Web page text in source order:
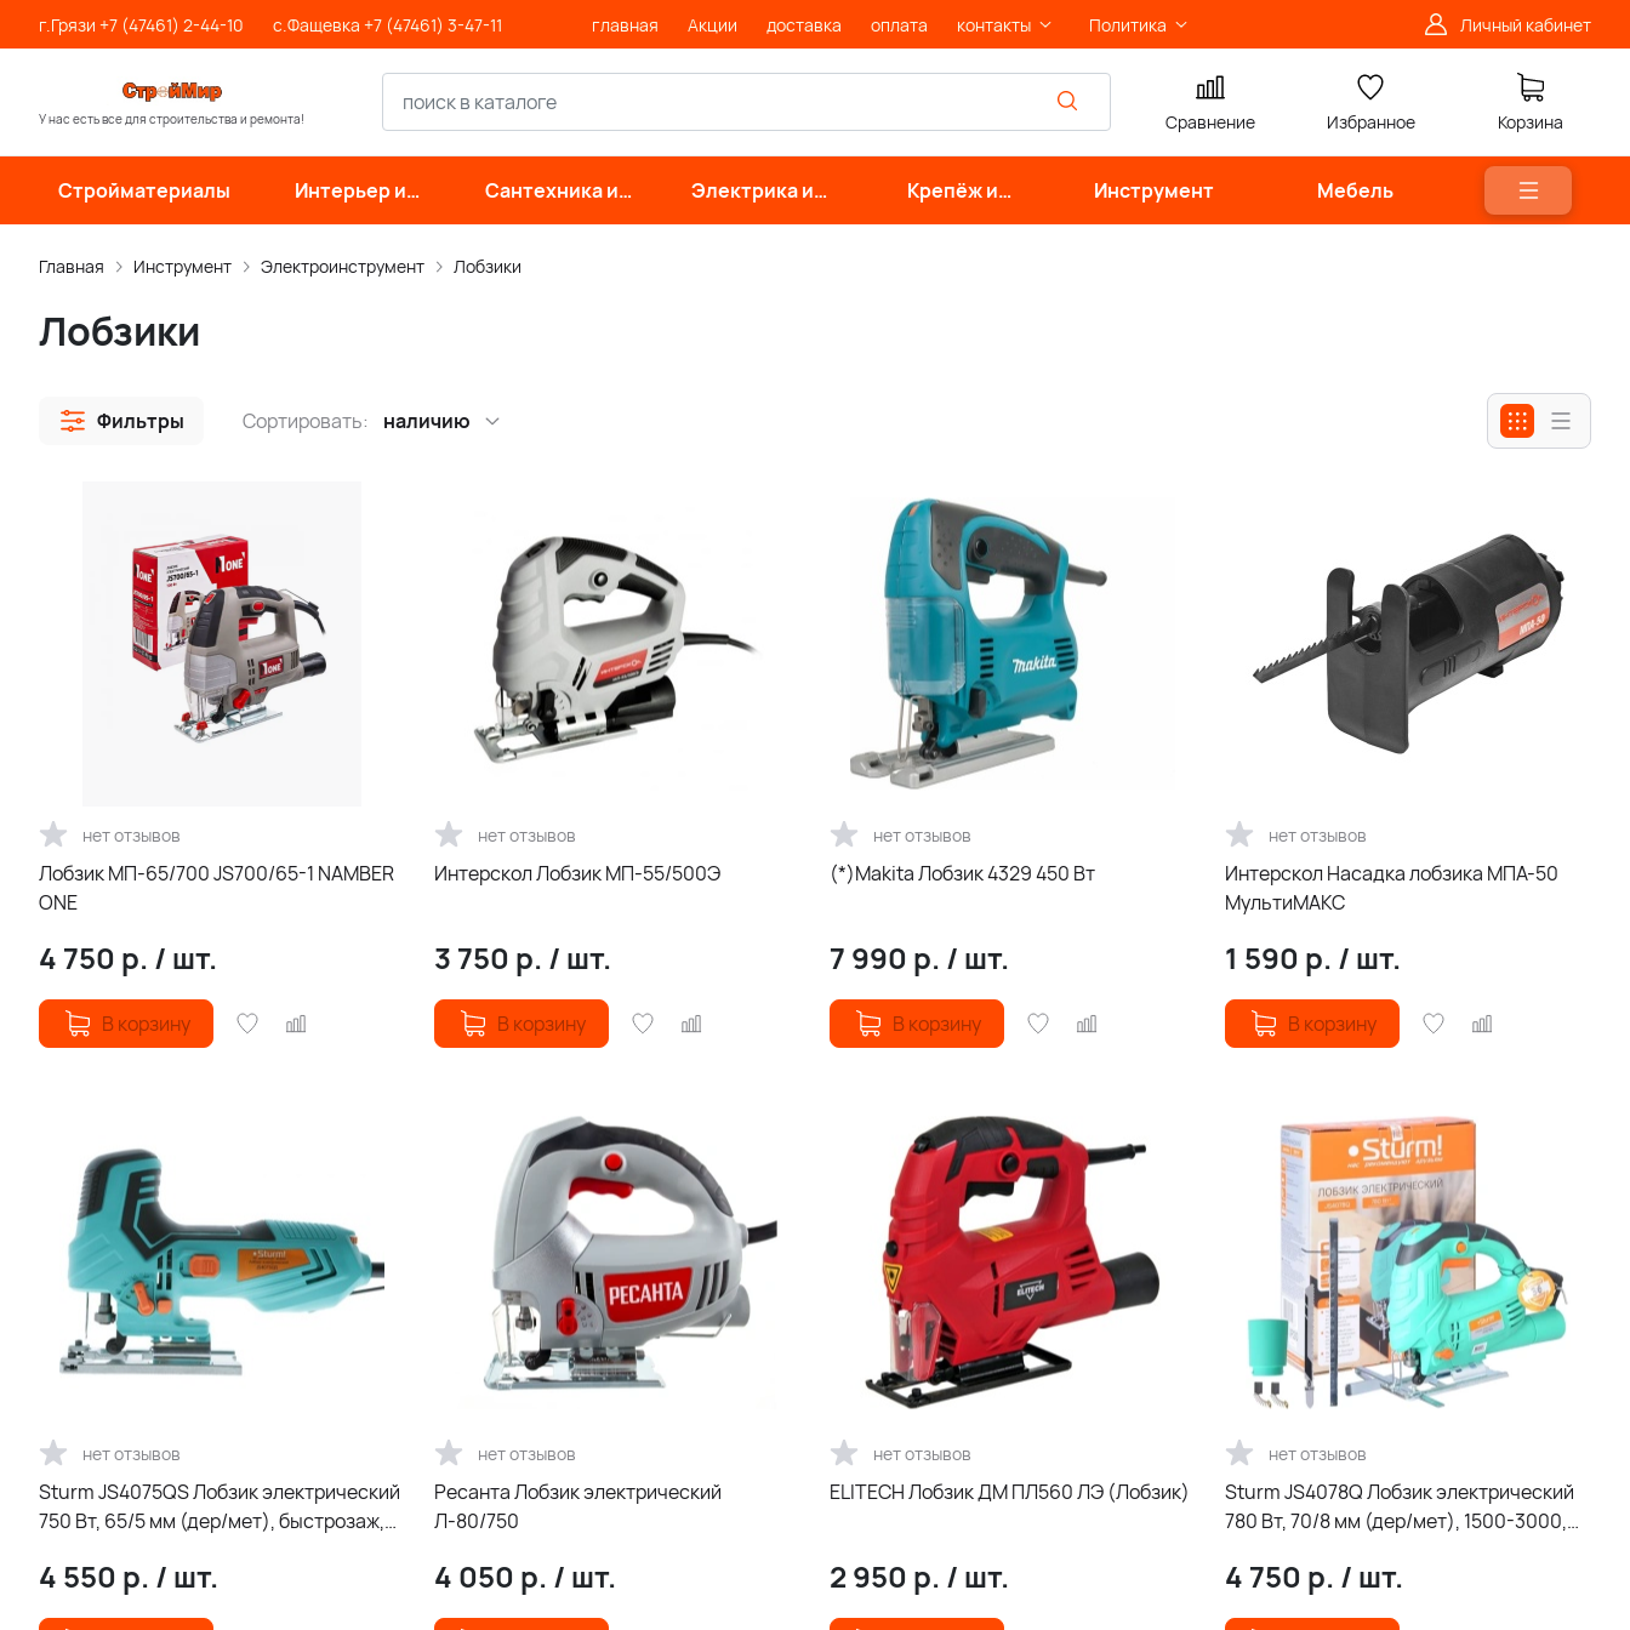
г.Грязи +7 (47461) 2-44-10 с.Фащевка +7 (47461) 3-47-11 главная Акции доставка оплата контакты Политика Личный кабинет
У нас есть все для строительства и ремонта! Сравнение Избранное Корзина
Стройматериалы
Интерьер и
отделка
Сантехника и
инженерные
Электрика и
свет
Крепёж и
фурнитура
Инструмент Мебель
Главная Инструмент Электроинструмент Лобзики
Лобзики
Фильтры Сортировать: наличию
нет отзывов
Лобзик МП-65/700 JS700/65-1 NAMBER
ONE
4 750 р. / шт.
В корзину
нет отзывов
Интерскол Лобзик МП-55/500Э
3 750 р. / шт.
В корзину
нет отзывов
(*)Makita Лобзик 4329 450 Вт
7 990 р. / шт.
В корзину
нет отзывов
Интерскол Насадка лобзика МПА-50
МультиМАКС
1 590 р. / шт.
В корзину
нет отзывов
Sturm JS4075QS Лобзик электрический
750 Вт, 65/5 мм (дер/мет), быстрозаж,
4 550 р. / шт.
нет отзывов
Ресанта Лобзик электрический
Л-80/750
4 050 р. / шт.
нет отзывов
ELITECH Лобзик ДМ ПЛ560 ЛЭ (Лобзик)
2 950 р. / шт.
нет отзывов
Sturm JS4078Q Лобзик электрический
780 Вт, 70/8 мм (дер/мет), 1500-3000,
4 750 р. / шт.